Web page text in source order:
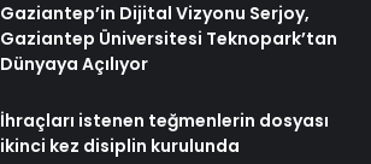
Gaziantep’in Dijital Vizyonu Serjoy,
Gaziantep Üniversitesi Teknopark’tan
Dünyaya Açılıyor
İhraçları istenen teğmenlerin dosyası
ikinci kez disiplin kurulunda